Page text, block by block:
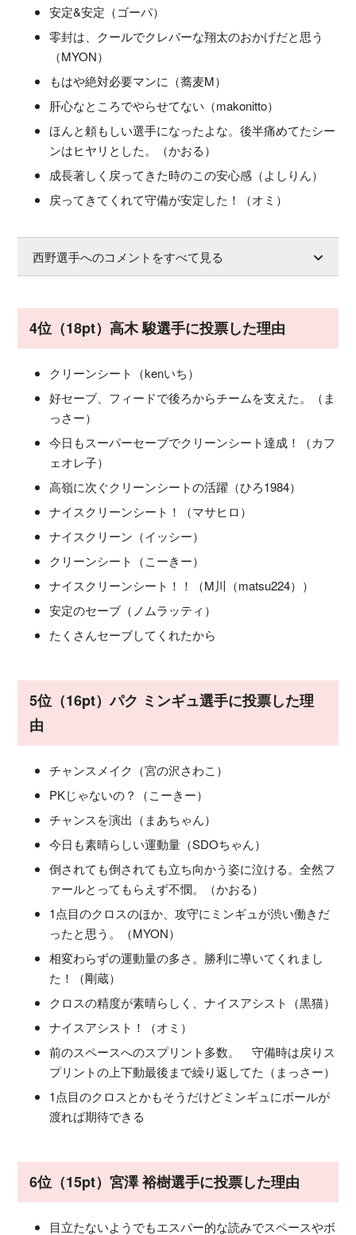
安定&安定（ゴーパ）
零封は、クールでクレバーな翔太のおかげだと思う
（MYON）
もはや絶対必要マンに（蕎麦M）
肝心なところでやらせてない（makonitto）
ほんと頼もしい選手になったよな。後半痛めてたシー
ンはヒヤリとした。（かおる）
成長著しく戻ってきた時のこの安心感（よしりん）
戻ってきてくれて守備が安定した！（オミ）
西野選手へのコメントをすべて見る
4位（18pt）高木 駿選手に投票した理由
クリーンシート（kenいち）
好セーブ、フィードで後ろからチームを支えた。（ま
っさー）
今日もスーパーセーブでクリーンシート達成！（カフ
ェオレ子）
高嶺に次ぐクリーンシートの活躍（ひろ1984）
ナイスクリーンシート！（マサヒロ）
ナイスクリーン（イッシー）
クリーンシート（こーきー）
ナイスクリーンシート！！（M川（matsu224））
安定のセーブ（ノムラッティ）
たくさんセーブしてくれたから
5位（16pt）パク ミンギュ選手に投票した理
由
チャンスメイク（宮の沢さわこ）
PKじゃないの？（こーきー）
チャンスを演出（まあちゃん）
今日も素晴らしい運動量（SDOちゃん）
倒されても倒されても立ち向かう姿に泣ける。全然フ
ァールとってもらえず不憫。（かおる）
1点目のクロスのほか、攻守にミンギュが渋い働きだ
ったと思う。（MYON）
相変わらずの運動量の多さ。勝利に導いてくれまし
た！（剛蔵）
クロスの精度が素晴らしく、ナイスアシスト（黒猫）
ナイスアシスト！（オミ）
前のスペースへのスプリント多数。 守備時は戻りス
プリントの上下動最後まで繰り返してた（まっさー）
1点目のクロスとかもそうだけどミンギュにボールが
渡れば期待できる
6位（15pt）宮澤 裕樹選手に投票した理由
目立たないようでもエスパー的な読みでスペースやボ